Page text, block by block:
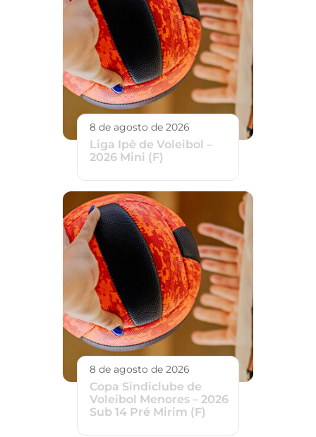
8 de agosto de 2026
Liga Ipê de Voleibol –
2026 Mini (F)
8 de agosto de 2026
Copa Sindiclube de
Voleibol Menores – 2026
Sub 14 Pré Mirim (F)